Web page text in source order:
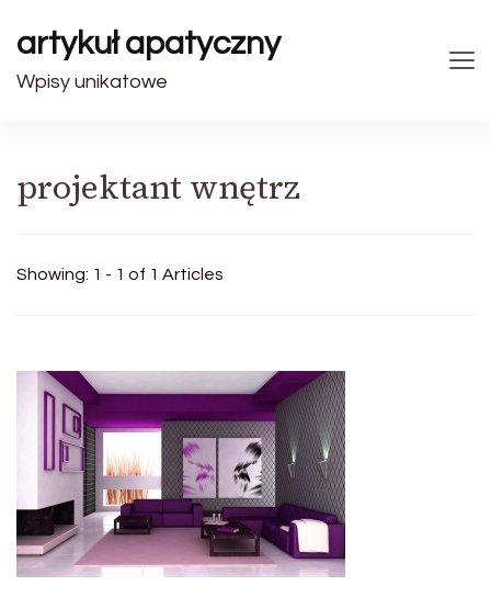
artykuł apatyczny
Wpisy unikatowe
projektant wnętrz
Showing: 1 - 1 of 1 Articles